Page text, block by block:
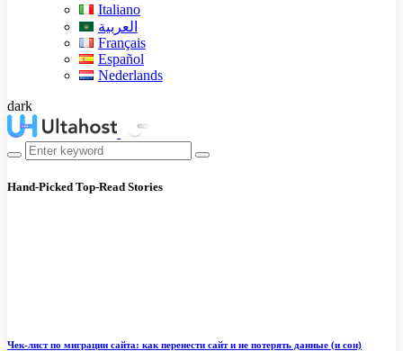
Italiano
العربية
Français
Español
Nederlands
dark
Hand-Picked Top-Read Stories
Чек-лист по миграции сайта: как перенести сайт и не потерять данные (и сон)